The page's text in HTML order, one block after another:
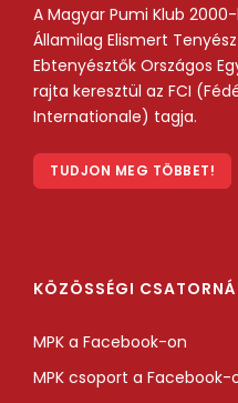
A Magyar Pumi Klub
Államilag Elismert
Ebtenyésztők Országos
rajta keresztül az FCI
Internationale) tagja.
TUDJON MEG TÖBBET!
KÖZÖSSÉGI
MPK a Facebook-on
MPK csoport a Facebook-